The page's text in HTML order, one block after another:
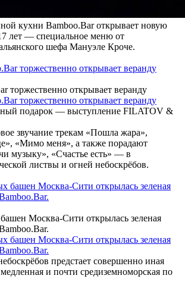
кухни Bamboo.Bar открывает новую
лет — специальное меню от
шефа Мануэле Кроче.
торжественно открывает веранду
подарок — выступление FILATOV &
звучание трекам «Пошла жара»,
«Мимо меня», а также порадают
музыку», «Счастье есть» — в
листвы и огней небоскрёбов.
Москва-Сити открылась зеленая
предстает совершенно иная
и почти средиземноморская по